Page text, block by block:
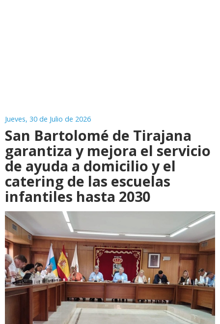
Jueves, 30 de Julio de 2026
San Bartolomé de Tirajana
garantiza y mejora el servicio
de ayuda a domicilio y el
catering de las escuelas
infantiles hasta 2030